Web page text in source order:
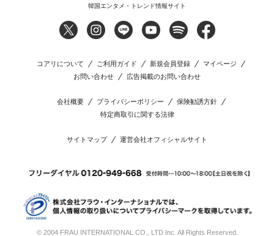
韓国エンタメ・トレンド情報サイト
コアリについて ご利用ガイド 新規会員登録
マイページ
お問い合わせ
広告掲載のお問い合わせ
会社概要 プライバシーポリシー
保険勧誘方針
特定商取引に関する法律
サイトマップ 運営会社オフィシャルサイト
© 2004 FRAU INTERNATIONAL CO., LTD Inc. All Rights Reserved.